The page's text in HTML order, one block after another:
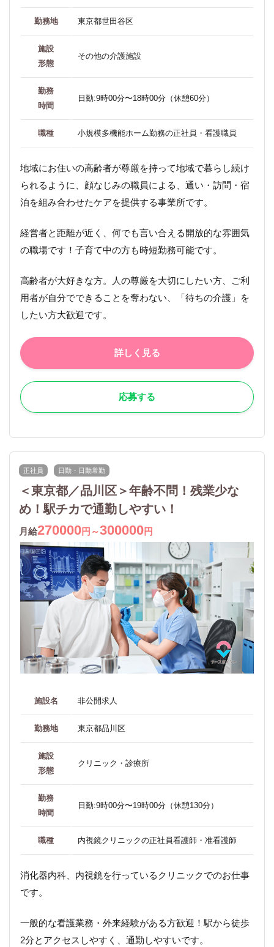
勤務地 東京都世田谷区
施設
形態
その他の介護施設
勤務
時間
日勤:9時00分〜18時00分（休憩60分）
職種 小規模多機能ホーム勤務の正社員・看護職員
地域にお住いの高齢者が尊厳を持って地域で暮らし続け
られるように、顔なじみの職員による、通い・訪問・宿
泊を組み合わせたケアを提供する事業所です。
経営者と距離が近く、何でも言い合える開放的な雰囲気
の職場です！子育て中の方も時短勤務可能です。
高齢者が大好きな方。人の尊厳を大切にしたい方、ご利
用者が自分でできることを奪わない、「待ちの介護」を
したい方大歓迎です。
詳しく見る
応募する
正社員 日勤・日勤常勤
＜東京都／品川区＞年齢不問！残業少な
め！駅チカで通勤しやすい！
月給270000円～300000円
施設名 非公開求人
勤務地 東京都品川区
施設
形態
クリニック・診療所
勤務
時間
日勤:9時00分〜19時00分（休憩130分）
職種 内視鏡クリニックの正社員看護師・准看護師
消化器内科、内視鏡を行っているクリニックでのお仕事
です。
一般的な看護業務・外来経験がある方歓迎！駅から徒歩
2分とアクセスしやすく、通勤しやすいです。